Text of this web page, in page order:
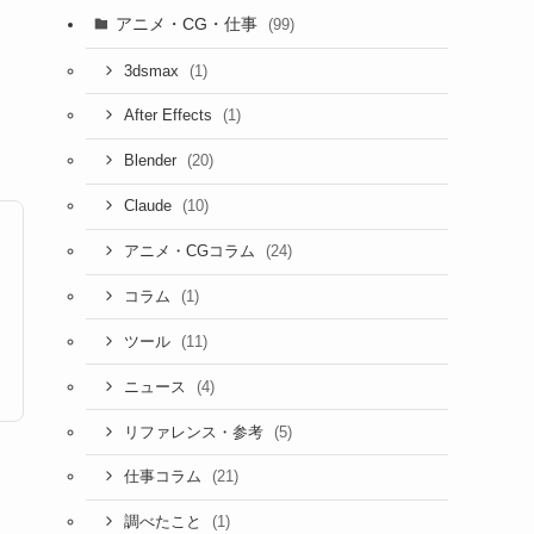
アニメ・CG・仕事 (99)
3dsmax (1)
After Effects (1)
Blender (20)
Claude (10)
アニメ・CGコラム (24)
コラム (1)
ツール (11)
ニュース (4)
リファレンス・参考 (5)
仕事コラム (21)
調べたこと (1)